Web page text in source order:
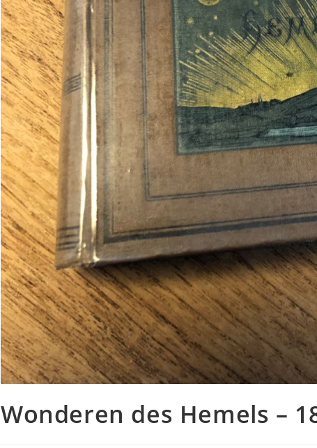
Wonderen des Hemels –